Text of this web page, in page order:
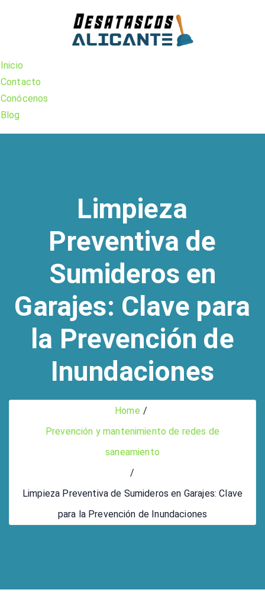
Inicio
Contacto
Conócenos
Blog
Limpieza
Preventiva de
Sumideros en
Garajes: Clave para
la Prevención de
Inundaciones
Home
Prevención y mantenimiento de redes de
saneamiento
Limpieza Preventiva de Sumideros en Garajes: Clave
para la Prevención de Inundaciones